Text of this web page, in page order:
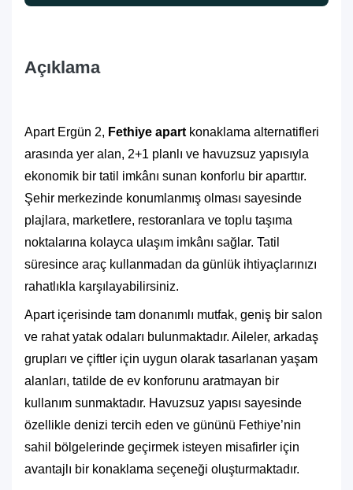
Açıklama
Apart Ergün 2, Fethiye apart konaklama alternatifleri
arasında yer alan, 2+1 planlı ve havuzsuz yapısıyla
ekonomik bir tatil imkânı sunan konforlu bir aparttır.
Şehir merkezinde konumlanmış olması sayesinde
plajlara, marketlere, restoranlara ve toplu taşıma
noktalarına kolayca ulaşım imkânı sağlar. Tatil
süresince araç kullanmadan da günlük ihtiyaçlarınızı
rahatlıkla karşılayabilirsiniz.
Apart içerisinde tam donanımlı mutfak, geniş bir salon
ve rahat yatak odaları bulunmaktadır. Aileler, arkadaş
grupları ve çiftler için uygun olarak tasarlanan yaşam
alanları, tatilde de ev konforunu aratmayan bir
kullanım sunmaktadır. Havuzsuz yapısı sayesinde
özellikle denizi tercih eden ve gününü Fethiye’nin
sahil bölgelerinde geçirmek isteyen misafirler için
avantajlı bir konaklama seçeneği oluşturmaktadır.